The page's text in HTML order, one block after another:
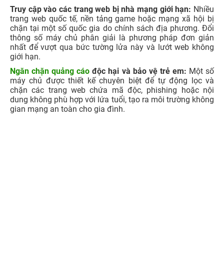
Truy cập vào các trang web bị nhà mạng giới hạn: Nhiều
trang web quốc tế, nền tảng game hoặc mạng xã hội bị
chặn tại một số quốc gia do chính sách địa phương. Đổi
thông số máy chủ phân giải là phương pháp đơn giản
nhất để vượt qua bức tường lửa này và lướt web không
giới hạn.
Ngăn chặn quảng cáo độc hại và bảo vệ trẻ em: Một số
máy chủ được thiết kế chuyên biệt để tự động lọc và
chặn các trang web chứa mã độc, phishing hoặc nội
dung không phù hợp với lứa tuổi, tạo ra môi trường không
gian mạng an toàn cho gia đình.